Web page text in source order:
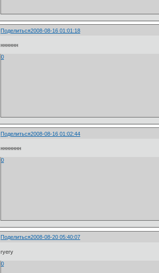
Поделиться2008-08-16 01:01:18
нннннн
0
Поделиться2008-08-16 01:02:44
ннннннн
0
Поделиться2008-08-20 05:40:07
ryery
0